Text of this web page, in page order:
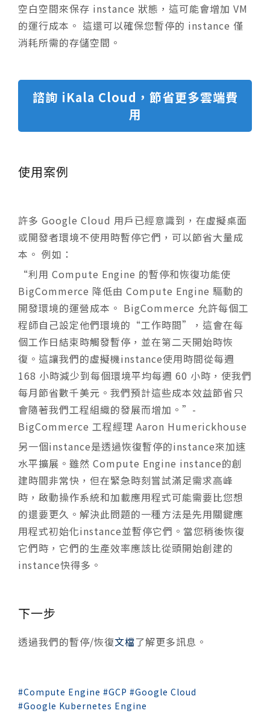
空白空間來保存 instance 狀態，這可能會增加 VM
的運行成本。 這還可以確保您暫停的 instance 僅
消耗所需的存儲空間。
諮詢 iKala Cloud，節省更多雲端費
用
使用案例
許多 Google Cloud 用戶已經意識到，在虛擬桌面
或開發者環境不使用時暫停它們，可以節省大量成
本。 例如：
“利用 Compute Engine 的暫停和恢復功能使
BigCommerce 降低由 Compute Engine 驅動的
開發環境的運營成本。 BigCommerce 允許每個工
程師自己設定他們環境的“工作時間”，這會在每
個工作日結束時觸發暫停，並在第二天開始時恢
復。這讓我們的虛擬機instance使用時間從每週
168 小時減少到每個環境平均每週 60 小時，使我們
每月節省數千美元。我們預計這些成本效益節省只
會隨著我們工程組織的發展而增加。”-
BigCommerce 工程經理 Aaron Humerickhouse
另一個instance是透過恢復暫停的instance來加速
水平擴展。雖然 Compute Engine instance的創
建時間非常快，但在緊急時刻嘗試滿足需求高峰
時，啟動操作系統和加載應用程式可能需要比您想
的還要更久。解決此問題的一種方法是先用關鍵應
用程式初始化instance並暫停它們。當您稍後恢復
它們時，它們的生產效率應該比從頭開始創建的
instance快得多。
下一步
透過我們的暫停/恢復文檔了解更多訊息。
Compute Engine GCP
Google Cloud
Google Kubernetes Engine